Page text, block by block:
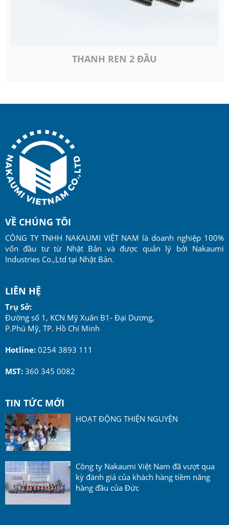
THANH REN 2 ĐẦU
VỀ CHÚNG TÔI
CÔNG TY TNHH NAKAUMI VIỆT NAM là doanh nghiệp 100%
vốn đầu tư từ Nhật Bản và được quản lý bởi Nakaumi
Industries Co.,Ltd tại Nhật Bản.
LIÊN HỆ
Trụ Sở:
Đường số 1, KCN Mỹ Xuân B1- Đại Dương,
P.Phú Mỹ, TP. Hồ Chí Minh
Hotline: 0254 3893 111
MST: 360 345 0082
TIN TỨC MỚI
HOẠT ĐỘNG THIỆN NGUYỆN
Công ty Nakaumi Việt Nam đã vượt qua
kỳ đánh giá của khách hàng tiềm năng
hàng đầu của Đức